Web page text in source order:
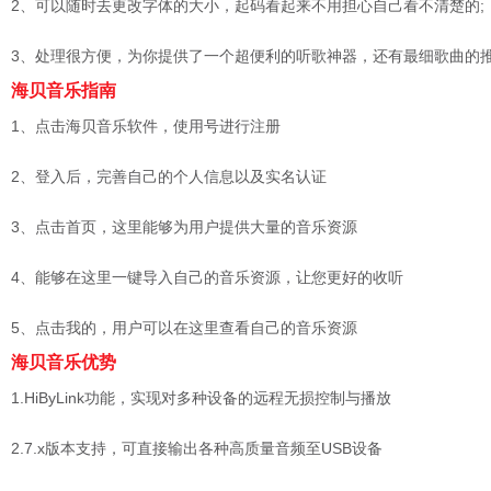
2、可以随时去更改字体的大小，起码看起来不用担心自己看不清楚的;
3、处理很方便，为你提供了一个超便利的听歌神器，还有最细歌曲的
海贝音乐指南
1、点击海贝音乐软件，使用号进行注册
2、登入后，完善自己的个人信息以及实名认证
3、点击首页，这里能够为用户提供大量的音乐资源
4、能够在这里一键导入自己的音乐资源，让您更好的收听
5、点击我的，用户可以在这里查看自己的音乐资源
海贝音乐优势
1.HiByLink功能，实现对多种设备的远程无损控制与播放
2.7.x版本支持，可直接输出各种高质量音频至USB设备